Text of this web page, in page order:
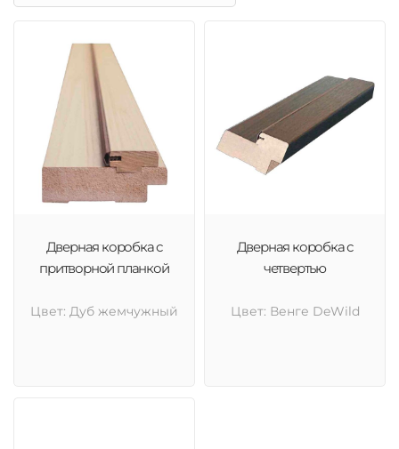
Дверная коробка с
притворной планкой
Цвет: Дуб жемчужный
Дверная коробка с
четвертью
Цвет: Венге DeWild